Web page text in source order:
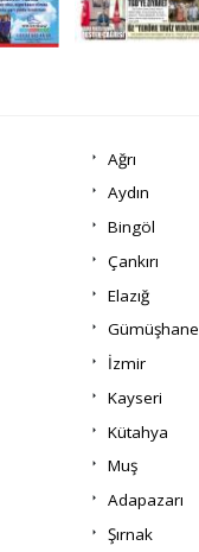
Ağrı
Aydın
Bingöl
Çankırı
Elazığ
Gümüşhane
İzmir
Kayseri
Kütahya
Muş
Adapazarı
Şırnak